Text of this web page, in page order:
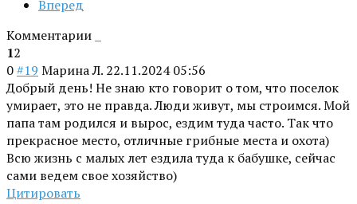
Вперед
Комментарии
12
0#19 Марина Л. 22.11.2024 05:56
Добрый день! Не знаю кто говорит о том, что поселок
умирает, это не правда. Люди живут, мы строимся. Мой
папа там родился и вырос, ездим туда часто. Так что
прекрасное место, отличные грибные места и охота)
Всю жизнь с малых лет ездила туда к бабушке, сейчас
сами ведем свое хозяйство)
Цитировать